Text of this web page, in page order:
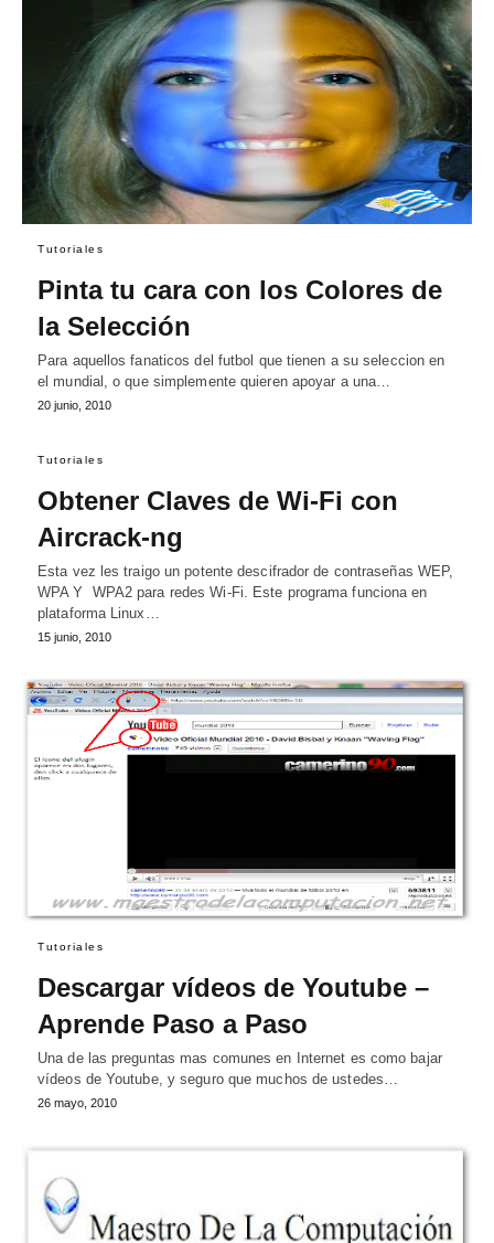
Tutoriales
Pinta tu cara con los Colores de
la Selección
Para aquellos fanaticos del futbol que tienen a su seleccion en
el mundial, o que simplemente quieren apoyar a una…
20 junio, 2010
Tutoriales
Obtener Claves de Wi-Fi con
Aircrack-ng
Esta vez les traigo un potente descifrador de contraseñas WEP,
WPA Y WPA2 para redes Wi-Fi. Este programa funciona en
plataforma Linux…
15 junio, 2010
Tutoriales
Descargar vídeos de Youtube –
Aprende Paso a Paso
Una de las preguntas mas comunes en Internet es como bajar
vídeos de Youtube, y seguro que muchos de ustedes…
26 mayo, 2010